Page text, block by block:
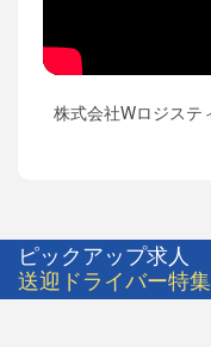
株式会社Wロジステ
ピックアップ求人
送迎ドライバー特集